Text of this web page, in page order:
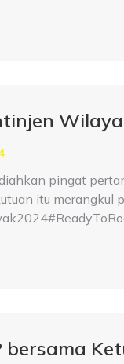
pingat
itu merangkul